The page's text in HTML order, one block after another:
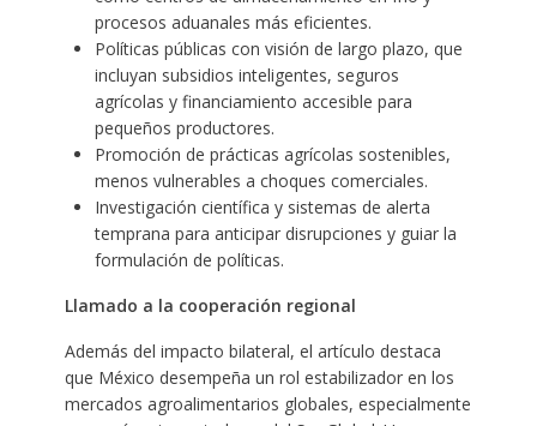
procesos aduanales más eficientes.
Políticas públicas con visión de largo plazo, que
incluyan subsidios inteligentes, seguros
agrícolas y financiamiento accesible para
pequeños productores.
Promoción de prácticas agrícolas sostenibles,
menos vulnerables a choques comerciales.
Investigación científica y sistemas de alerta
temprana para anticipar disrupciones y guiar la
formulación de políticas.
Llamado a la cooperación regional
Además del impacto bilateral, el artículo destaca
que México desempeña un rol estabilizador en los
mercados agroalimentarios globales, especialmente